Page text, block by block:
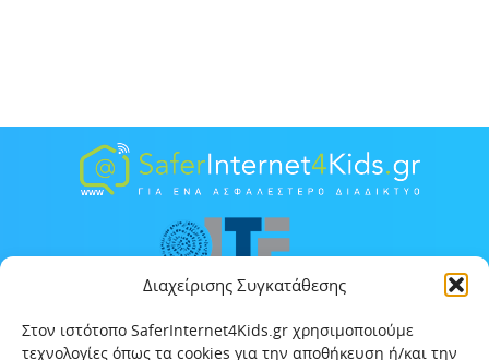
Διαχείρισης Συγκατάθεσης
Στον ιστότοπο SaferInternet4Kids.gr χρησιμοποιούμε
τεχνολογίες όπως τα cookies για την αποθήκευση ή/και την